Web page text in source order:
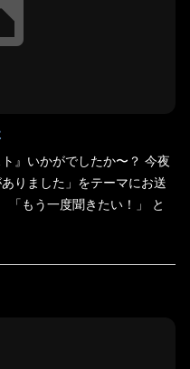
』いかがでしたか〜？ 今夜
りました」をテーマにお送
「もう一度聞きたい！」 と